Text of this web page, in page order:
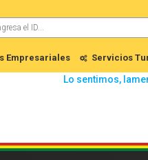
Empresariales Servicios
Lo sentimos,